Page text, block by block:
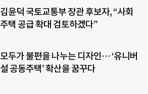
김윤덕 국토교통부 장관 후보자, “사회
주택 공급 확대 검토하겠다”
모두가 불편을 나누는 디자인… ‘유니버
설 공동주택’ 확산을 꿈꾸다